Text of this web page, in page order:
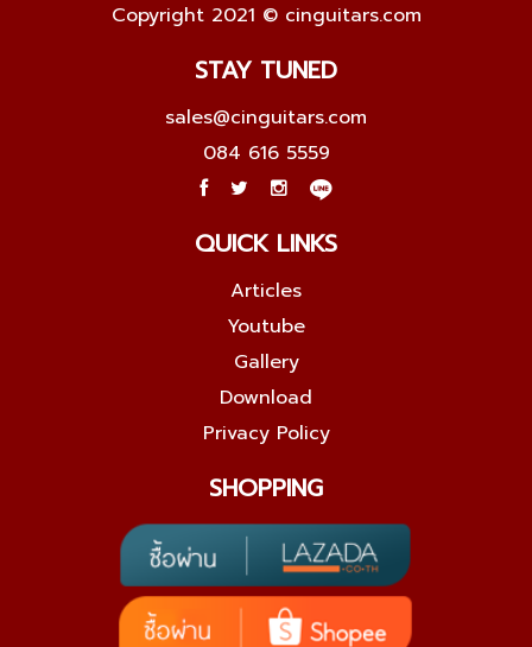
Copyright 2021 © cinguitars.com
STAY TUNED
sales@cinguitars.com
084 616 5559
QUICK LINKS
Articles
Youtube
Gallery
Download
Privacy Policy
SHOPPING